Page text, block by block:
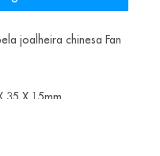
joalheira chinesa Fan
35 X 15mm